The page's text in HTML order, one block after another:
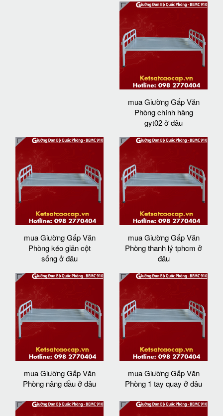
mua Giường Gấp Văn
Phòng chính hãng
gyt02 ở đâu
mua Giường Gấp Văn
Phòng kéo giãn cột
sống ở đâu
mua Giường Gấp Văn
Phòng thanh lý tphcm ở
đâu
mua Giường Gấp Văn
Phòng nâng đầu ở đâu
mua Giường Gấp Văn
Phòng 1 tay quay ở đâu